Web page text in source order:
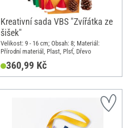
Kreativní sada VBS "Zvířátka ze
šišek"
Velikost: 9 - 16 cm; Obsah: 8; Materiál:
Přírodní materiál, Plast, Plsť, Dřevo
360,99 Kč